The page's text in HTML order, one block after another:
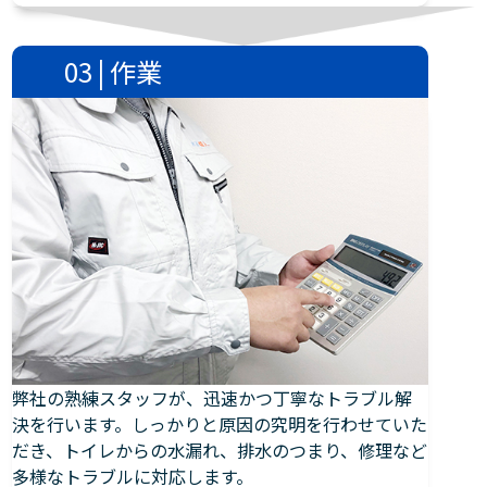
03 | 作業
弊社の熟練スタッフが、迅速かつ丁寧なトラブル解
決を行います。しっかりと原因の究明を行わせていた
だき、トイレからの水漏れ、排水のつまり、修理など
多様なトラブルに対応します。